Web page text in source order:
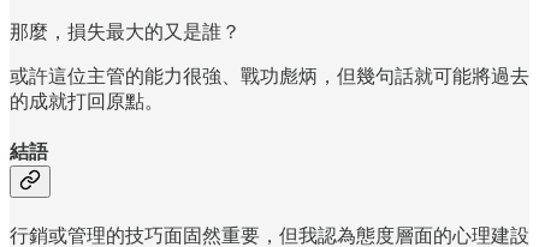
那麼，損失最大的又是誰？
或許這位主管的能力很強、戰功彪炳，但幾句話就可能將過去
的成就打回原點。
結語
行銷或管理的技巧面固然重要，但我認為態度層面的心理建設